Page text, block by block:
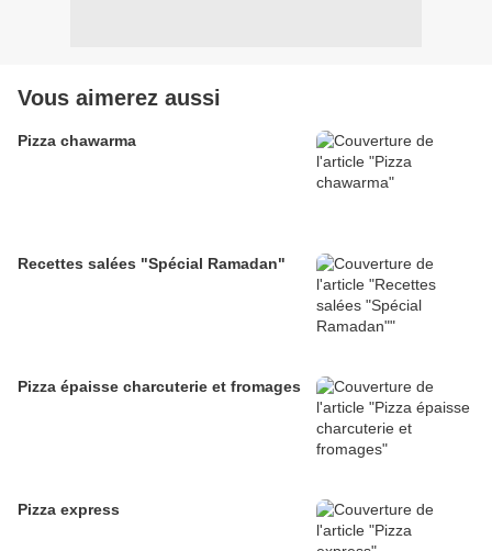
Vous aimerez aussi
Pizza chawarma
Recettes salées "Spécial Ramadan"
Pizza épaisse charcuterie et fromages
Pizza express